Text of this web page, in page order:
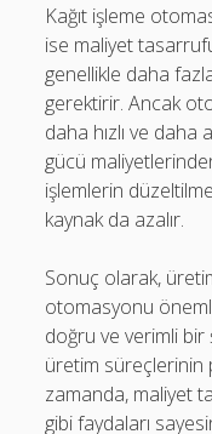
Kağıt işleme
ise maliyet
genellikle daha
gerektirir. Ancak
daha hızlı ve
gücü
işlemlerin
kaynak da azalır.
Sonuç olarak,
otomasyonu
doğru ve verimli bir
üretim süreçlerinin
zamanda, maliyet
gibi faydaları